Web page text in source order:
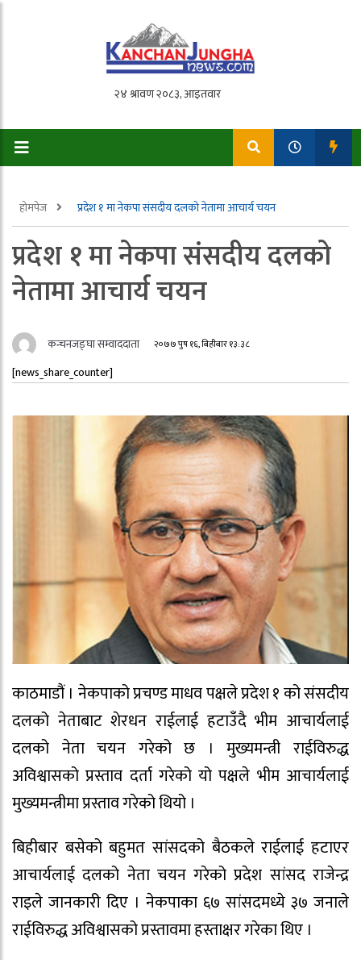
होमपेज प्रदेश १ मा नेकपा संसदीय दलको नेतामा आचार्य चयन
प्रदेश १ मा नेकपा संसदीय दलको
नेतामा आचार्य चयन
कन्चनजङ्घा सम्वाददाता २०७७ पुष १६, बिहीबार १३:३८
[news_share_counter]
काठमाडौं । नेकपाको प्रचण्ड माधव पक्षले प्रदेश १ को संसदीय
दलको नेताबाट शेरधन राईलाई हटाउँदै भीम आचार्यलाई
दलको नेता चयन गरेको छ । मुख्यमन्त्री राईविरुद्ध
अविश्वासको प्रस्ताव दर्ता गरेको यो पक्षले भीम आचार्यलाई
मुख्यमन्त्रीमा प्रस्ताव गरेको थियो ।
बिहीबार बसेको बहुमत सांसदको बैठकले राईलाई हटाएर
आचार्यलाई दलको नेता चयन गरेको प्रदेश सांसद राजेन्द्र
राइले जानकारी दिए । नेकपाका ६७ सांसदमध्ये ३७ जनाले
राईविरुद्ध अविश्वासको प्रस्तावमा हस्ताक्षर गरेका थिए ।